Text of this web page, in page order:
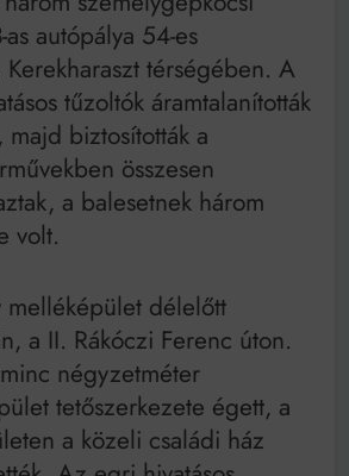
autópálya 54-es
térségében. A
tűzoltók áramtalanították
biztosították a
összesen
a balesetnek három
volt.
melléképület délelőtt
a II. Rákóczi Ferenc úton.
négyzetméter
tetőszerkezete égett, a
a közeli családi ház